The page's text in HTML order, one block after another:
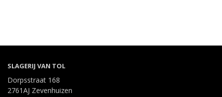
SLAGERIJ VAN TOL
Dorpsstraat 168
2761AJ Zevenhuizen